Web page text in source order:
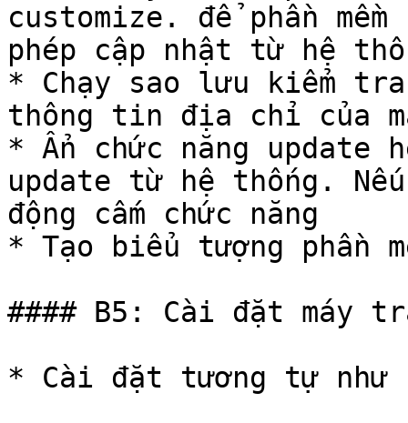
customize. để phần
phép cập nhật từ hệ
* Chạy sao lưu kiểm
thông tin địa chỉ của
* Ẩn chức năng update
update từ hệ thống.
động cấm chức năng
* Tạo biểu tượng phần
#### B5: Cài đặt máy